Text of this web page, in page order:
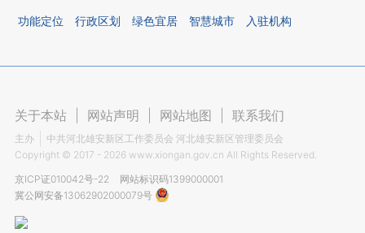
功能定位 行政区划 绿色宜居 智慧城市 入驻机构
关于本站 网站声明 网站地图 联系我们
主办
中共河北雄安新区工作委员会 河北雄安新区管理委员会
Copyright © 2017 - 2026 www.xiongan.gov.cn All Rights Reserved.
京ICP证010042号-22
网站标识码1399000001
冀公网安备13062902000079号